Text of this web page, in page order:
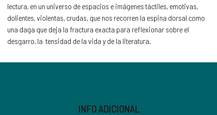
lectura, en un universo de espacios e imágenes táctiles, emotivas,
dolientes, violentas, crudas, que nos recorren la espina dorsal como
una daga que deja la fractura exacta para reflexionar sobre el
desgarro, la tensidad de la vida y de la literatura.
INFO ADICIONAL